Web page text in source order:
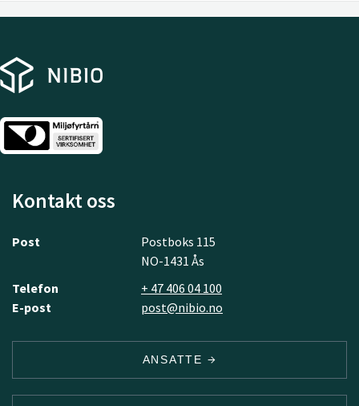
Kontakt oss
Post
Postboks 115
NO-1431 Ås
Telefon
+ 47 406 04 100
E-post
post@nibio.no
ANSATTE